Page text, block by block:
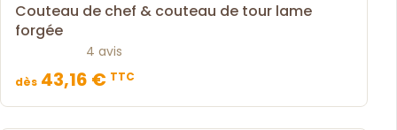
Couteau de chef & couteau de tour lame
forgée
4 avis
dès 43,16 € TTC